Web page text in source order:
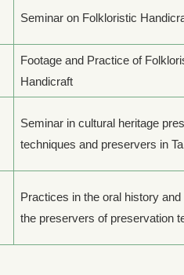
Seminar on Folkloristic
Footage and Practice of
Handicraft
Seminar in cultural heritage
techniques and preservers in
Practices in the oral history and
the preservers of preservation